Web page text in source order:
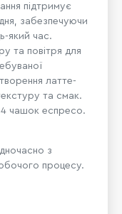
підтримує
забезпечуючи
який час.
та повітря для
латте-
та смак.
чашок еспресо.
з
процесу.